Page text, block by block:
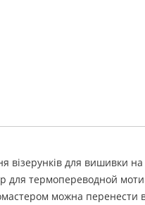
візерунків для вишивки
для термопереводной
можна перенести